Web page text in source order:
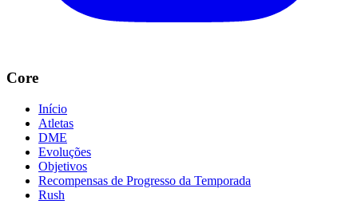
Core
Início
Atletas
DME
Evoluções
Objetivos
Recompensas de Progresso da Temporada
Rush